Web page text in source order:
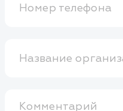
Номер телефона
Название
Комментарий